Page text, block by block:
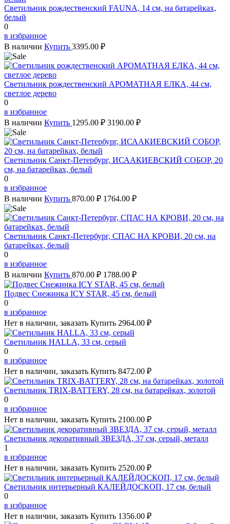
Светильник рождественский FAUNA, 14 см, на батарейках,
белый
0
в избранное
В наличии Купить 3395.00 ₽
Светильник рождественский АРОМАТНАЯ ЕЛКА, 44 см,
светлое дерево
0
в избранное
В наличии Купить 1295.00 ₽ 3190.00 ₽
Светильник Санкт-Петербург, ИСААКИЕВСКИЙ СОБОР, 20
см, на батарейках, белый
0
в избранное
В наличии Купить 870.00 ₽ 1764.00 ₽
Светильник Санкт-Петербург, СПАС НА КРОВИ, 20 см, на
батарейках, белый
0
в избранное
В наличии Купить 870.00 ₽ 1788.00 ₽
Подвес Снежинка ICY STAR, 45 см, белый
0
в избранное
Нет в наличии, заказать Купить 2964.00 ₽
Светильник HALLA, 33 см, серый
0
в избранное
Нет в наличии, заказать Купить 8472.00 ₽
Светильник TRIX-BATTERY, 28 см, на батарейках, золотой
0
в избранное
Нет в наличии, заказать Купить 2100.00 ₽
Светильник декоративный ЗВЕЗДА, 37 см, серый, металл
1
в избранное
Нет в наличии, заказать Купить 2520.00 ₽
Светильник интерьерный КАЛЕЙДОСКОП, 17 см, белый
0
в избранное
Нет в наличии, заказать Купить 1356.00 ₽